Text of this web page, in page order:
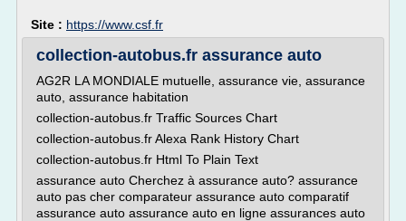
Site : https://www.csf.fr
collection-autobus.fr assurance auto
AG2R LA MONDIALE mutuelle, assurance vie, assurance
auto, assurance habitation
collection-autobus.fr Traffic Sources Chart
collection-autobus.fr Alexa Rank History Chart
collection-autobus.fr Html To Plain Text
assurance auto Cherchez à assurance auto? assurance
auto pas cher comparateur assurance auto comparatif
assurance auto assurance auto en ligne assurances auto